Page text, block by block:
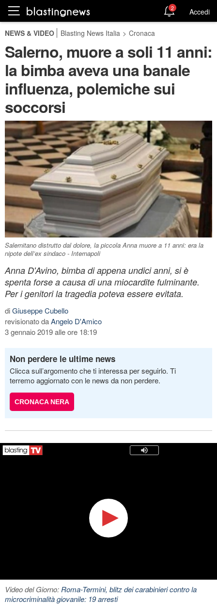
2 Accedi
NEWS & VIDEO Blasting News Italia > Cronaca
Salerno, muore a soli 11 anni:
la bimba aveva una banale
influenza, polemiche sui
soccorsi
Salernitano distrutto dal dolore, la piccola Anna muore a 11 anni: era la
nipote dell’ex sindaco - Internapoli
Anna D'Avino, bimba di appena undici anni, si è
spenta forse a causa di una miocardite fulminante.
Per i genitori la tragedia poteva essere evitata.
diGiuseppe Cubello
revisionato daAngelo D'Amico
3 gennaio 2019 alle ore 18:19
Non perdere le ultime news
Clicca sull’argomento che ti interessa per seguirlo. Ti
terremo aggiornato con le news da non perdere.
CRONACA NERA
Video del Giorno:Roma-Termini, blitz dei carabinieri contro la
microcriminalità giovanile: 19 arresti